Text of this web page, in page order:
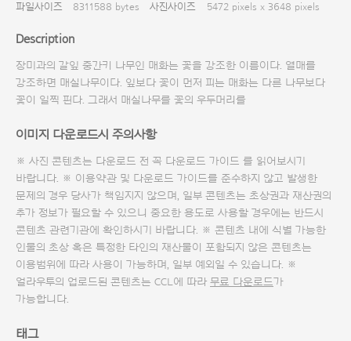
파일사이즈
8311588 bytes 사진사이즈 5472 pixels x 3648 pixels
Description
장미과의 갈잎 중간키 나무인 매화는 꽃을 강조한 이름이다. 열매를
강조하면 매실나무이다. 잎보다 꽃이 먼저 피는 매화는 다른 나무보다
꽃이 일찍 핀다. 그래서 매실나무를 꽃의 우두머리를
이미지 다운로드시 주의사항
※ 사진 콘텐츠는 다운로드 전 꼭 다운로드 가이드 를 읽어보시기
바랍니다. ※ 이용약관 및 다운로드 가이드를 준수하지 않고 발생한
문제의 경우 당사가 책임지지 않으며, 일부 콘텐츠는 초상권과 재산권의
추가 정보가 필요할 수 있으니 중요한 용도로 사용할 경우에는 반드시
콘텐츠 관련기관에 확인하시기 바랍니다. ※ 콘텐츠 내에 식별 가능한
인물의 초상 혹은 특정한 타인의 재산물이 포함되지 않은 콘텐츠는
이용범위에 따라 사용이 가능하며, 일부 예외일 수 있습니다. ※
얼라우투의 업로드된 콘텐츠는 CCL에 따라 무료 다운로드가
가능합니다.
태그